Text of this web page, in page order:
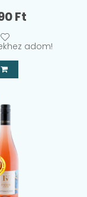
Ft
adom!